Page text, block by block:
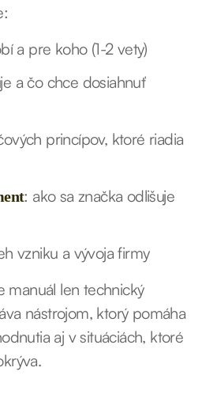
a pre koho (1-2 vety)
a čo chce dosiahnuť
princípov, ktoré riadia
: ako sa značka odlišuje
vzniku a vývoja firmy
manuál len technický
nástrojom, ktorý pomáha
aj v situáciách, ktoré